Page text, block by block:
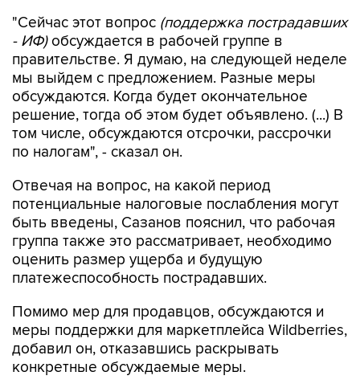
"Сейчас этот вопрос (поддержка пострадавших
- ИФ)обсуждается в рабочей группе в
правительстве. Я думаю, на следующей неделе
мы выйдем с предложением. Разные меры
обсуждаются. Когда будет окончательное
решение, тогда об этом будет объявлено. (...) В
том числе, обсуждаются отсрочки, рассрочки
по налогам", - сказал он.
Отвечая на вопрос, на какой период
потенциальные налоговые послабления могут
быть введены, Сазанов пояснил, что рабочая
группа также это рассматривает, необходимо
оценить размер ущерба и будущую
платежеспособность пострадавших.
Помимо мер для продавцов, обсуждаются и
меры поддержки для маркетплейса Wildberries,
добавил он, отказавшись раскрывать
конкретные обсуждаемые меры.